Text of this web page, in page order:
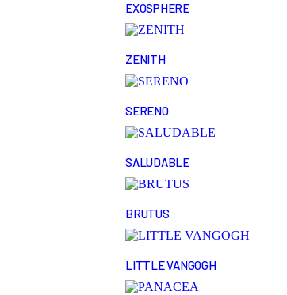
EXOSPHERE
ZENITH
SERENO
SALUDABLE
BRUTUS
LITTLE VANGOGH